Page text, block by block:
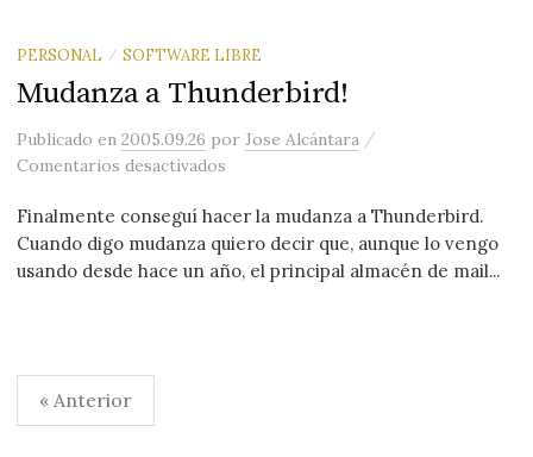
PERSONAL / SOFTWARE LIBRE
Mudanza a Thunderbird!
Publicadoen2005.09.26 porJose Alcántara /
Comentarios desactivados
Finalmente conseguí hacer la mudanza a Thunderbird.
Cuando digo mudanza quiero decir que, aunque lo vengo
usando desde hace un año, el principal almacén de mail...
Paginación
de
« Anterior